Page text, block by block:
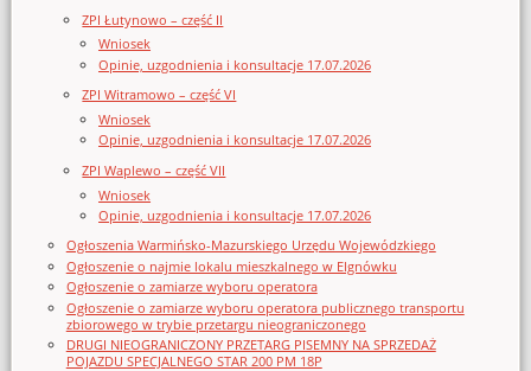
ZPI Łutynowo – część II
Wniosek
Opinie, uzgodnienia i konsultacje 17.07.2026
ZPI Witramowo – część VI
Wniosek
Opinie, uzgodnienia i konsultacje 17.07.2026
ZPI Waplewo – część VII
Wniosek
Opinie, uzgodnienia i konsultacje 17.07.2026
Ogłoszenia Warmińsko-Mazurskiego Urzędu Wojewódzkiego
Ogłoszenie o najmie lokalu mieszkalnego w Elgnówku
Ogłoszenie o zamiarze wyboru operatora
Ogłoszenie o zamiarze wyboru operatora publicznego transportu
zbiorowego w trybie przetargu nieograniczonego
DRUGI NIEOGRANICZONY PRZETARG PISEMNY NA SPRZEDAŻ
POJAZDU SPECJALNEGO STAR 200 PM 18P